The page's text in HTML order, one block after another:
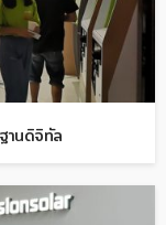
านดิจิทัล